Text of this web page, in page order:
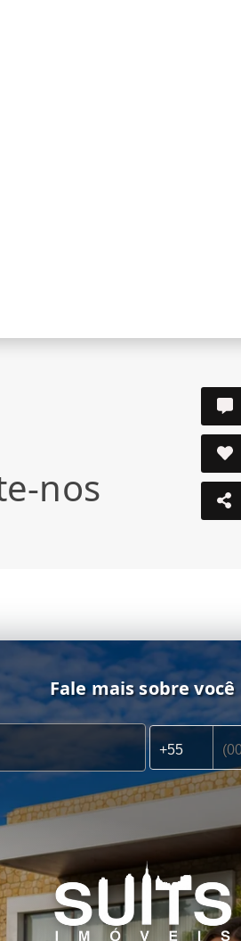
nos
Fale mais sobre você